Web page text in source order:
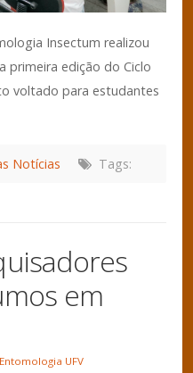
Insectum realizou
primeira edição do Ciclo
voltado para estudantes
Notícias Tags:
em
Entomologia UFV